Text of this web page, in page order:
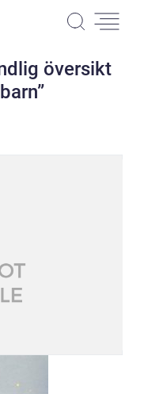
översikt